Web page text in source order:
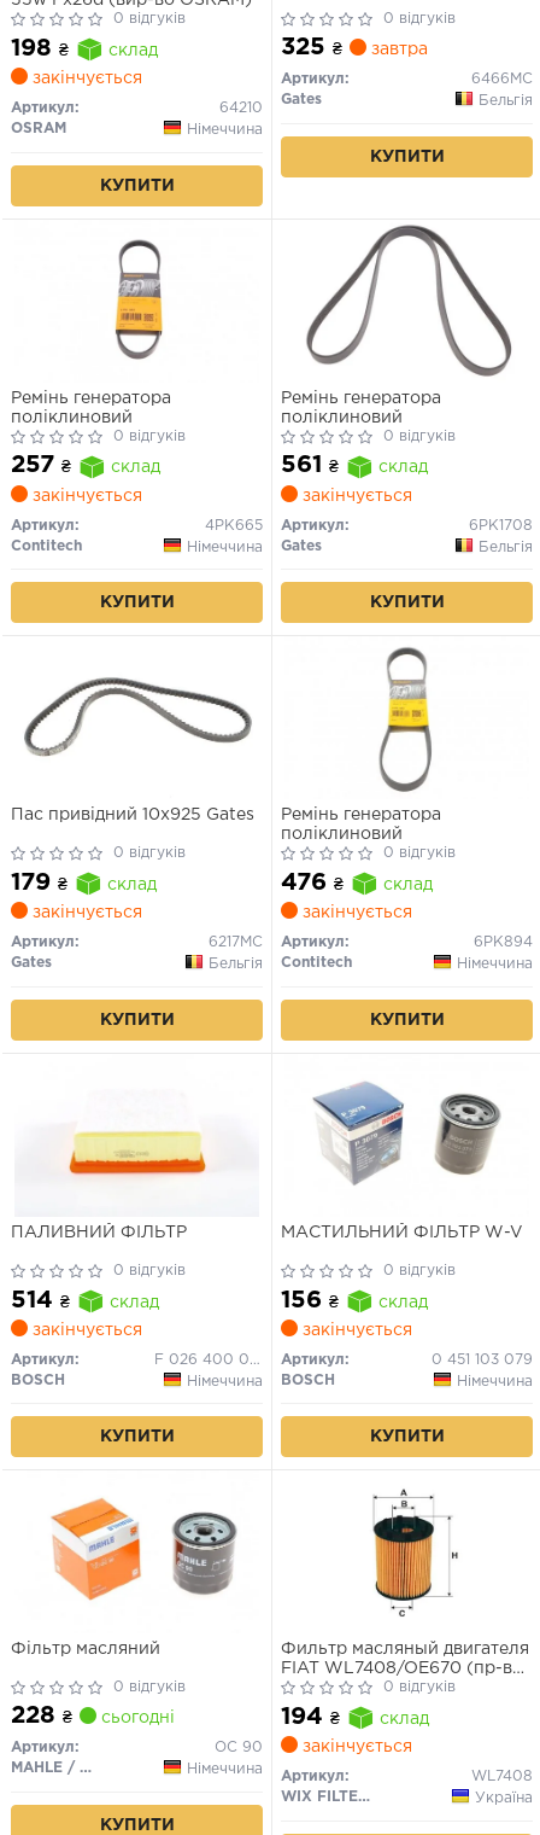
0 відгуків
198 ₴
склад
закінчується
Артикул:
64210
OSRAM
Німеччина
КУПИТИ
0 відгуків
325 ₴ завтра
Артикул:
6466MC
Gates
Бельгія
КУПИТИ
Ремінь генератора
поліклиновий
0 відгуків
257 ₴
склад
закінчується
Артикул:
4PK665
Contitech
Німеччина
КУПИТИ
Ремінь генератора
поліклиновий
0 відгуків
561 ₴
склад
закінчується
Артикул:
6PK1708
Gates
Бельгія
КУПИТИ
Пас привідний 10x925 Gates
0 відгуків
179 ₴
склад
закінчується
Артикул:
6217MC
Gates
Бельгія
КУПИТИ
Ремінь генератора
поліклиновий
0 відгуків
476 ₴
склад
закінчується
Артикул:
6PK894
Contitech
Німеччина
КУПИТИ
ПАЛИВНИЙ ФІЛЬТР
0 відгуків
514 ₴
склад
закінчується
Артикул:
F 026 400 057
BOSCH
Німеччина
КУПИТИ
МАСТИЛЬНИЙ ФІЛЬТР W-V
0 відгуків
156 ₴
склад
закінчується
Артикул:
0 451 103 079
BOSCH
Німеччина
КУПИТИ
Фільтр масляний
0 відгуків
228 ₴ сьогодні
Артикул:
OC 90
MAHLE / KNECHT
Німеччина
КУПИТИ
Фильтр масляный двигателя
FIAT WL7408/OE670 (пр-во
WIX-Filtron)0 відгуків
194 ₴
склад
закінчується
Артикул:
WL7408
WIX FILTERS
Україна